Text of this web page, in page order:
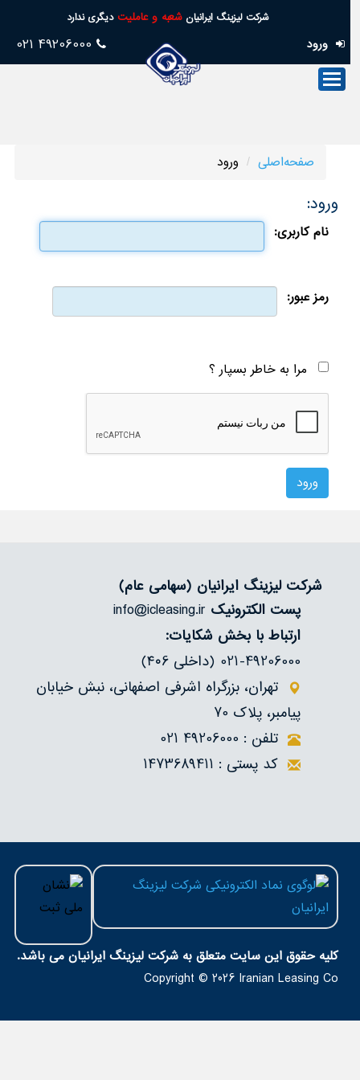
شرکت لیزینگ ایرانیانشعبه و عاملیتدیگری ندارد
49206000 021 ورود
صفحه‌اصلی
خدمات
امورسهام
درباره‌ما
تماس
صفحه‌اصلی ورود
ورود:
نام کاربری:
رمز عبور:
مرا به خاطر بسپار ؟
شرکت لیزینگ ایرانیان (سهامی عام)
پست الکترونیکinfo@icleasing.ir
ارتباط با بخش شکایات:
021-49206000 (داخلی ۴۰6)
تهران، بزرگراه اشرفی اصفهانی، نبش خیابان
پیامبر، پلاک 70
تلفن : 49206000 021
کد پستی : 1473689411
کلیه حقوق اين سايت متعلق به شرکت لیزینگ ایرانیان می باشد.
Copyright © 2026Iranian Leasing Co